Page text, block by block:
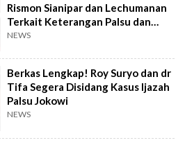
Rismon Sianipar dan Lechumanan
Terkait Keterangan Palsu dan
Fitnah
NEWS
Berkas Lengkap! Roy Suryo dan dr
Tifa Segera Disidang Kasus Ijazah
Palsu Jokowi
NEWS